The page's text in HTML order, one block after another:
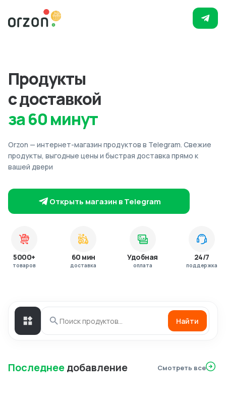
Продукты
с доставкой
за 60 минут
Orzon — интернет-магазин продуктов в Telegram. Свежие
продукты, выгодные цены и быстрая доставка прямо к
вашей двери
Открыть магазин в Telegram
5000+
товаров
60 мин
доставка
Удобная
оплата
24/7
поддержка
Найти
Последнеедобавление Смотреть все